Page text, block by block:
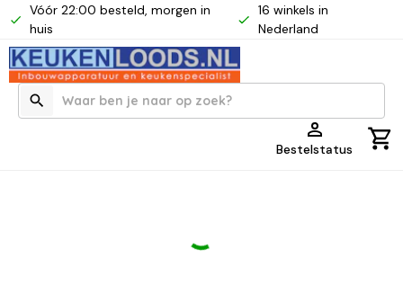
Vóór 22:00 besteld, morgen in
huis
16 winkels in
Nederland
Bestelstatus